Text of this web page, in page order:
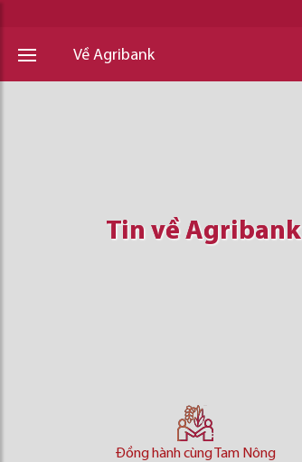
Về Agribank
Tin về Agribank
Tin về Agribank
Tin về Agribank
Đồng hành cùng Tam Nông